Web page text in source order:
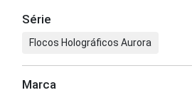
Série
Flocos Holográficos Aurora
Marca